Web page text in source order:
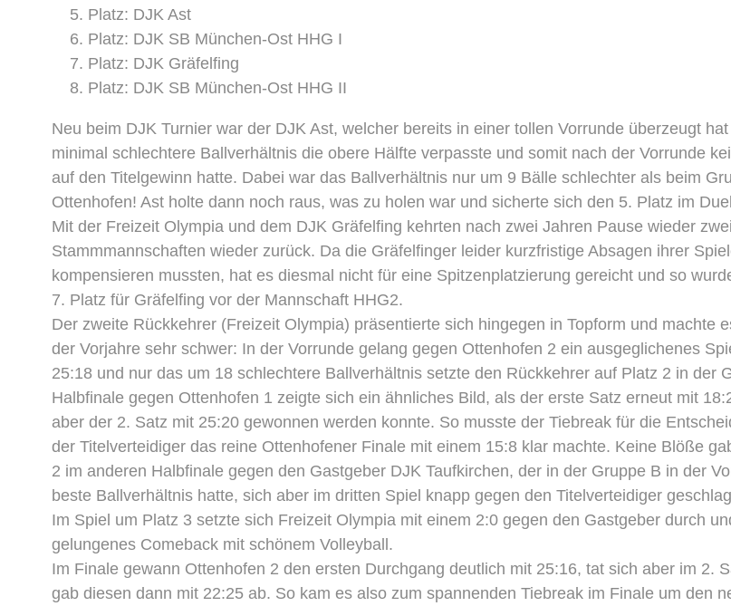
Platz: DJK Ast
Platz: DJK SB München-Ost HHG I
Platz: DJK Gräfelfing
Platz: DJK SB München-Ost HHG II
Neu beim DJK Turnier war der DJK Ast, welcher bereits in einer tollen Vorrunde überzeugt
minimal schlechtere Ballverhältnis die obere Hälfte verpasste und somit nach der Vorrunde
auf den Titelgewinn hatte. Dabei war das Ballverhältnis nur um 9 Bälle schlechter als beim
Ottenhofen! Ast holte dann noch raus, was zu holen war und sicherte sich den 5. Platz im
Mit der Freizeit Olympia und dem DJK Gräfelfing kehrten nach zwei Jahren Pause wieder
Stammmannschaften wieder zurück. Da die Gräfelfinger leider kurzfristige Absagen ihrer
kompensieren mussten, hat es diesmal nicht für eine Spitzenplatzierung gereicht und so
7. Platz für Gräfelfing vor der Mannschaft HHG2.
Der zweite Rückkehrer (Freizeit Olympia) präsentierte sich hingegen in Topform und machte
der Vorjahre sehr schwer: In der Vorrunde gelang gegen Ottenhofen 2 ein ausgeglichenes
25:18 und nur das um 18 schlechtere Ballverhältnis setzte den Rückkehrer auf Platz 2 in der
Halbfinale gegen Ottenhofen 1 zeigte sich ein ähnliches Bild, als der erste Satz erneut mit
aber der 2. Satz mit 25:20 gewonnen werden konnte. So musste der Tiebreak für die
der Titelverteidiger das reine Ottenhofener Finale mit einem 15:8 klar machte. Keine Blöße
2 im anderen Halbfinale gegen den Gastgeber DJK Taufkirchen, der in der Gruppe B in der
beste Ballverhältnis hatte, sich aber im dritten Spiel knapp gegen den Titelverteidiger
Im Spiel um Platz 3 setzte sich Freizeit Olympia mit einem 2:0 gegen den Gastgeber durch
gelungenes Comeback mit schönem Volleyball.
Im Finale gewann Ottenhofen 2 den ersten Durchgang deutlich mit 25:16, tat sich aber im 2.
gab diesen dann mit 22:25 ab. So kam es also zum spannenden Tiebreak im Finale um den